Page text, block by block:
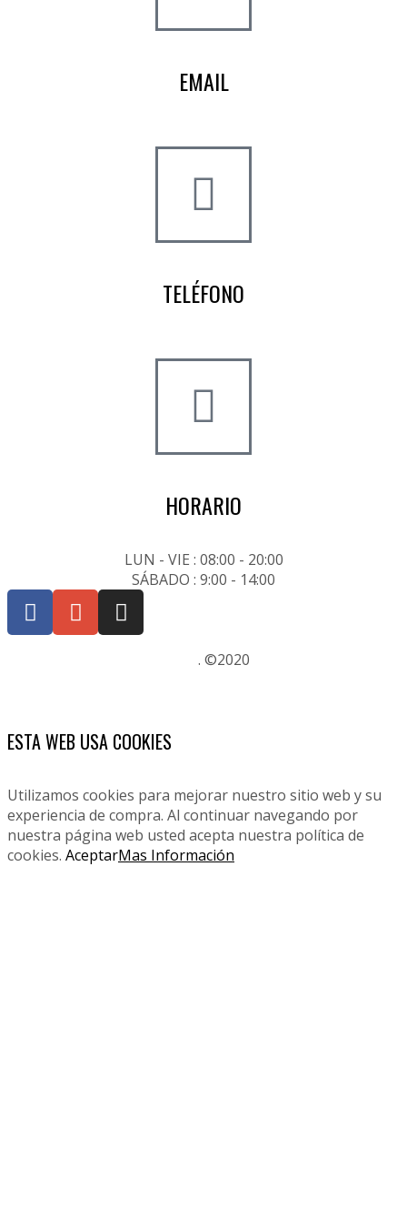
EMAIL
TELÉFONO
HORARIO
LUN - VIE : 08:00 - 20:00
SÁBADO : 9:00 - 14:00
. ©2020
ESTA WEB USA COOKIES
Utilizamos cookies para mejorar nuestro sitio web y su
experiencia de compra. Al continuar navegando por
nuestra página web usted acepta nuestra política de
cookies. AceptarMas Información